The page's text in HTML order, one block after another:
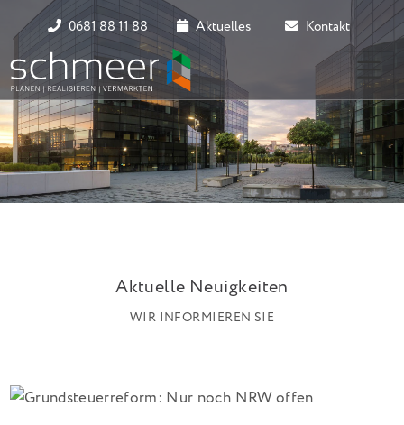
0681 88 11 88 Aktuelles Kontakt
Aktuelle Neuigkeiten
WIR INFORMIEREN SIE